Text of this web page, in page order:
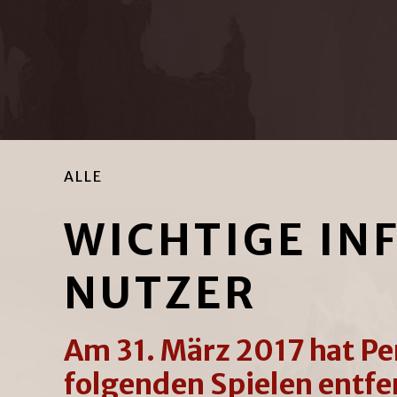
ALLE
WICHTIGE
NUTZER
Am 31. März 2017 hat
folgenden Spielen